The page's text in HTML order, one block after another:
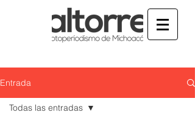
Entrada
Todas las entradas